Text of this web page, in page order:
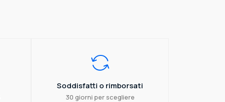
Soddisfatti o rimborsati
30 giorni per scegliere